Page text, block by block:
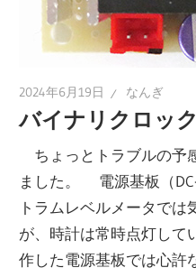
2024年6月19日 なんぎ
バイナリクロック
ちょっとトラブルの予
ました。 電源基板（
トラムレベルメータで
が、時計は常時点灯して
作した電源基板では心許